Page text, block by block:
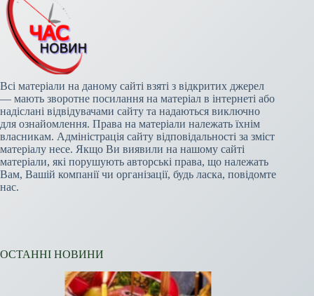
Всі матеріали на даному сайті взяті з відкритих джерел
— мають зворотне посилання на матеріал в інтернеті або
надіслані відвідувачами сайту та надаються виключно
для ознайомлення. Права на матеріали належать їхнім
власникам. Адміністрація сайту відповідальності за зміст
матеріалу несе. Якщо Ви виявили на нашому сайті
матеріали, які порушують авторські права, що належать
Вам, Вашій компанії чи організації, будь ласка, повідомте
нас.
ОСТАННІ НОВИНИ